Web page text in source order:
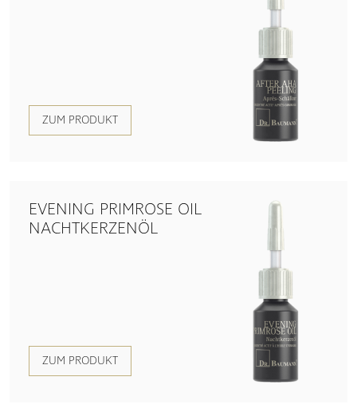
ZUM PRODUKT
EVENING PRIMROSE OIL
NACHTKERZENÖL
ZUM PRODUKT